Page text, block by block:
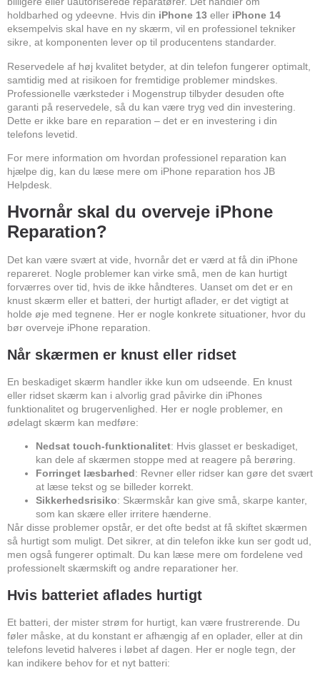
holdbarhed og ydeevne. Hvis din iPhone 13 eller iPhone 14
eksempelvis skal have en ny skærm, vil en professionel tekniker
sikre, at komponenten lever op til producentens standarder.
Reservedele af høj kvalitet betyder, at din telefon fungerer optimalt,
samtidig med at risikoen for fremtidige problemer mindskes.
Professionelle værksteder i Mogenstrup tilbyder desuden ofte
garanti på reservedele, så du kan være tryg ved din investering.
Dette er ikke bare en reparation – det er en investering i din
telefons levetid.
For mere information om hvordan professionel reparation kan
hjælpe dig, kan du læse mere om iPhone reparation hos JB
Helpdesk
Hvornår skal du overveje iPhone
Reparation?
Det kan være svært at vide, hvornår det er værd at få din iPhone
repareret. Nogle problemer kan virke små, men de kan hurtigt
forværres over tid, hvis de ikke håndteres. Uanset om det er en
knust skærm eller et batteri, der hurtigt aflader, er det vigtigt at
holde øje med tegnene. Her er nogle konkrete situationer, hvor du
bør overveje iPhone reparation.
Når skærmen er knust eller ridset
En beskadiget skærm handler ikke kun om udseende. En knust
eller ridset skærm kan i alvorlig grad påvirke din iPhones
funktionalitet og brugervenlighed. Her er nogle problemer, en
ødelagt skærm kan medføre:
Nedsat touch-funktionalitet: Hvis glasset er beskadiget,
kan dele af skærmen stoppe med at reagere på berøring.
Forringet læsbarhed: Revner eller ridser kan gøre det svært
at læse tekst og se billeder korrekt.
Sikkerhedsrisiko: Skærmskår kan give små, skarpe kanter,
som kan skære eller irritere hænderne.
Når disse problemer opstår, er det ofte bedst at få skiftet skærmen
så hurtigt som muligt. Det sikrer, at din telefon ikke kun ser godt ud,
men også fungerer optimalt. Du kan læse mere om fordelene ved
professionelt skærmskift og andre reparationer her.
Hvis batteriet aflades hurtigt
Et batteri, der mister strøm for hurtigt, kan være frustrerende. Du
føler måske, at du konstant er afhængig af en oplader, eller at din
telefons levetid halveres i løbet af dagen. Her er nogle tegn, der
kan indikere behov for et nyt batteri: